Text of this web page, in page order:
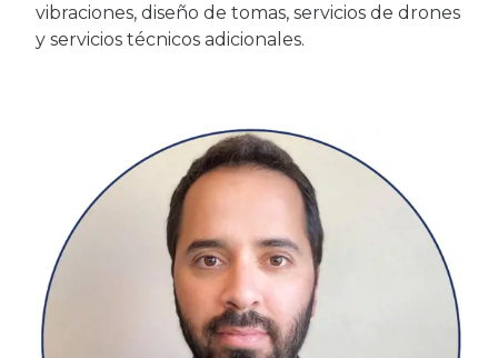
vibraciones, diseño de tomas, servicios de drones
y servicios técnicos adicionales.